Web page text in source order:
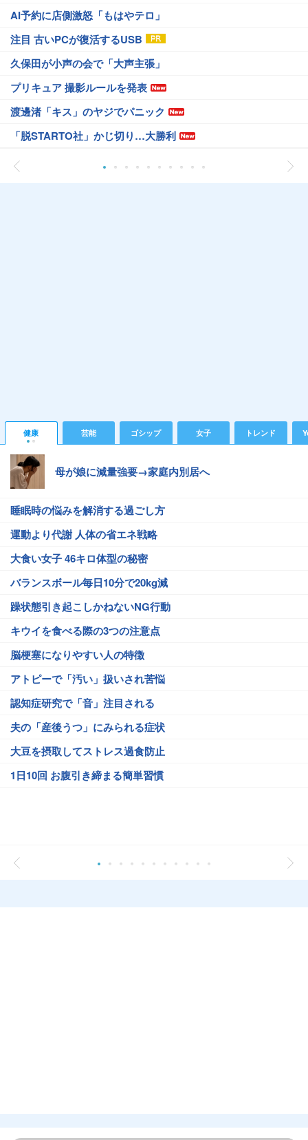
AI予約に店側激怒「もはやテロ」
注目 古いPCが復活するUSB
久保田が小声の会で「大声主張」
プリキュア 撮影ルールを発表
渡邊渚「キス」のヤジでパニック
「脱STARTO社」かじ切り…大勝利
健康 芸能 ゴシップ 女子 トレンド
母が娘に減量強要→家庭内別居へ
睡眠時の悩みを解消する過ごし方
運動より代謝 人体の省エネ戦略
大食い女子 46キロ体型の秘密
バランスボール毎日10分で20kg減
躁状態引き起こしかねないNG行動
キウイを食べる際の3つの注意点
脳梗塞になりやすい人の特徴
アトピーで「汚い」扱いされ苦悩
認知症研究で「音」注目される
夫の「産後うつ」にみられる症状
大豆を摂取してストレス過食防止
1日10回 お腹引き締まる簡単習慣